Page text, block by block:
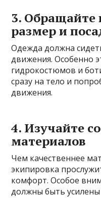
3. Обращайте
размер и
Одежда должна
движения. Особенно
гидрокостюмов и
сразу на тело и
движения.
4. Изучайте
материалов
Чем качественнее
экипировка
комфорт. Особое
должны быть